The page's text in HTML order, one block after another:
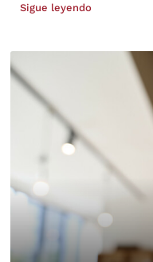
Sigue leyendo